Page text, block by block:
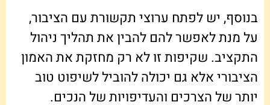
בנוסף, יש לפתח ערוצי תקשורת עם הציבור,
על מנת לאפשר להם להבין את תהליך ניהול
התקציב. שקיפות זו לא רק מחזקת את האמון
הציבורי אלא גם יכולה להוביל לשיפוט טוב
יותר של הצרכים והעדיפויות של הנכים.